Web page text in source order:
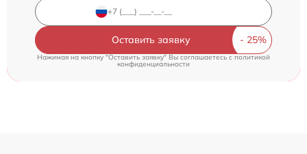
Оставить заявку
Нажимая на кнопку "Оставить заявку" Вы соглашаетесь cполитикой
конфиденциальности